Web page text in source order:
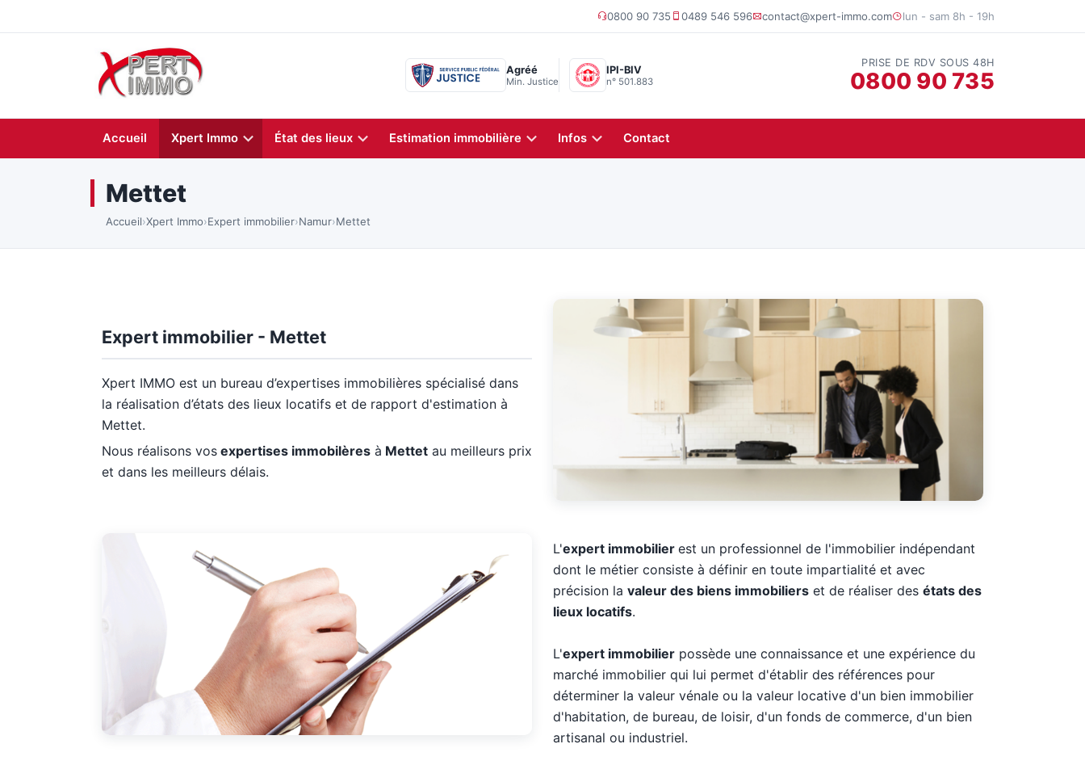
0800 90 735 0489 546 596 contact@xpert-immo.com lun - sam 8h - 19h
Agréé
Min. Justice
IPI-BIV
n° 501.883
PRISE DE RDV SOUS 48H
0800 90 735
Accueil Xpert Immo État des lieux Estimation immobilière Infos Contact
Mettet
Accueil›Xpert Immo›Expert immobilier›Namur›Mettet
Expert immobilier - Mettet
Xpert IMMO est un bureau d’expertises immobilières spécialisé dans
la réalisation d’états des lieux locatifs et de rapport d'estimation à
Mettet.
Nous réalisons vos expertises immobilères à Mettet au meilleurs prix
et dans les meilleurs délais.
L'expert immobilier est un professionnel de l'immobilier indépendant
dont le métier consiste à définir en toute impartialité et avec
précision la valeur des biens immobiliers et de réaliser des états des
lieux locatifs.
L'expert immobilier possède une connaissance et une expérience du
marché immobilier qui lui permet d'établir des références pour
déterminer la valeur vénale ou la valeur locative d'un bien immobilier
d'habitation, de bureau, de loisir, d'un fonds de commerce, d'un bien
artisanal ou industriel.